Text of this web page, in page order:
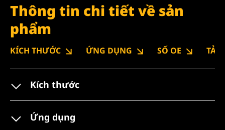
Thông tin chi tiết về sản
phẩm
KÍCH THƯỚC ỨNG DỤNG SỐ OE TẢI
Kích thước
Ứng dụng